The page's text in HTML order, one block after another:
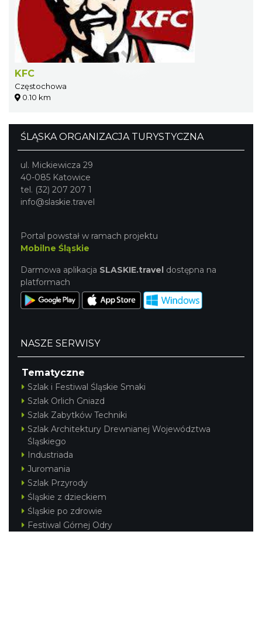
KFC
Częstochowa
0.10 km
ŚLĄSKA ORGANIZACJA TURYSTYCZNA
ul. Mickiewicza 29
40-085 Katowice
tel. (32) 207 207 1
info@slaskie.travel
Portal powstał w ramach projektu
Mobilne Śląskie
Darmowa aplikacja SLASKIE.travel dostępna na
platformach
NASZE SERWISY
Tematyczne
Szlak i Festiwal Śląskie Smaki
Szlak Orlich Gniazd
Szlak Zabytków Techniki
Szlak Architektury Drewnianej Województwa
Śląskiego
Industriada
Juromania
Szlak Przyrody
Śląskie z dzieckiem
Śląskie po zdrowie
Festiwal Górnej Odry